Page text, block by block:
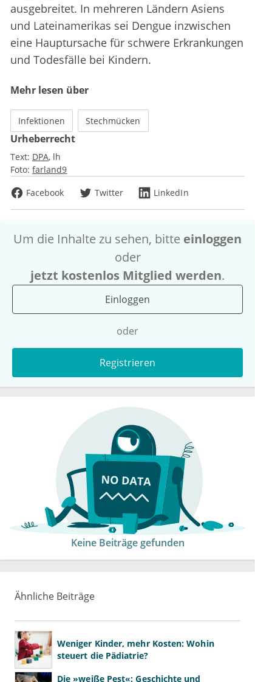
ausgebreitet. In mehreren Ländern Asiens
und Lateinamerikas sei Dengue inzwischen
eine Hauptursache für schwere Erkrankungen
und Todesfälle bei Kindern.
Mehr lesen über
Infektionen Stechmücken
Urheberrecht
Text: DPA lh
Foto: farland9
Facebook
Twitter LinkedIn
Um die Inhalte zu sehen, bitte einloggen
oder
jetzt kostenlos Mitglied werden.
Einloggen
oder
Registrieren
Keine Beiträge gefunden
Ähnliche Beiträge
Weniger Kinder, mehr Kosten: Wohin
steuert die Pädiatrie?
Die »weiße Pest«: Geschichte und